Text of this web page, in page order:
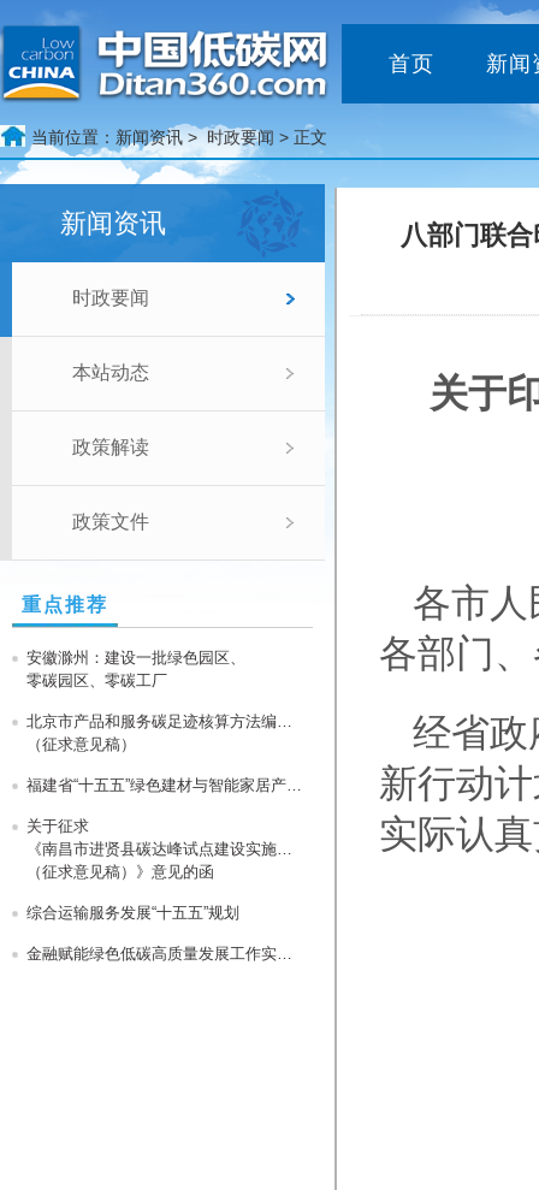
首页 新闻
当前位置： 新闻资讯 > 时政要闻 > 正文
新闻资讯
时政要闻
本站动态
政策解读
政策文件
重点推荐
安徽滁州：建设一批绿色园区、
零碳园区、零碳工厂
北京市产品和服务碳足迹核算方法编制指南
（征求意见稿）
福建省“十五五”绿色建材与智能家居产业集群高质量发展行动方案
关于征求
《南昌市进贤县碳达峰试点建设实施方案
（征求意见稿）》意见的函
综合运输服务发展“十五五”规划
金融赋能绿色低碳高质量发展工作实施方案
八部门联
关于
各市
各部门
经省政
新行动
实际认